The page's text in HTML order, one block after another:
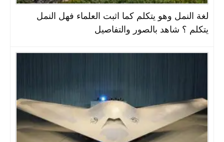
لغة النمل وهو يتكلم كما اثبت العلماء فهل النمل
يتكلم ؟ شاهد بالصور والتفاصيل